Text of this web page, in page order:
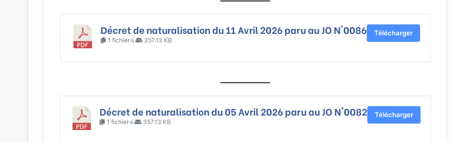
Décret de naturalisation du 11 Avril 2026 paru au JO N°0086
1 fichier·s 357.13 KB
Télécharger
Décret de naturalisation du 05 Avril 2026 paru au JO N°0082
1 fichier·s 357.13 KB
Télécharger